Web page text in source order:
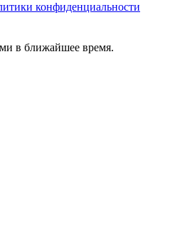
конфиденциальности
в ближайшее время.